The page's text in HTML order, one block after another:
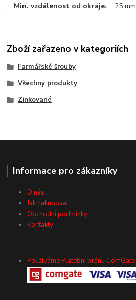
Min. vzdálenost od okraje 25 mm
Zboží zařazeno v kategoriích
Farmářské šrouby
Všechny produkty
Zinkované
Informace pro zákazníky
O nás
Jak nakupovat
Obchodní podmínky
Kontakty
Používáme Platební bránu ComGate